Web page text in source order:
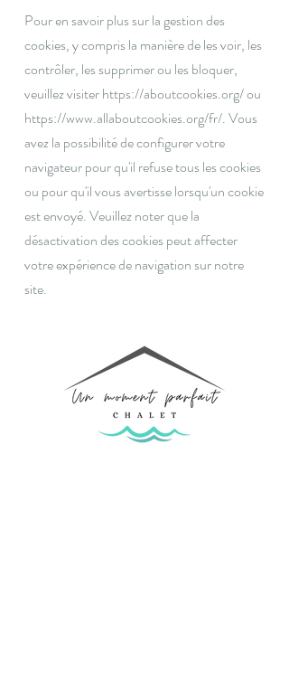
Pour en savoir plus sur la gestion des
cookies, y compris la manière de les voir, les
contrôler, les supprimer ou les bloquer,
veuillez visiterhttps://aboutcookies.org/ou
https://www.allaboutcookies.org/fr/.Vous
avez la possibilité de configurer votre
navigateur pour qu'il refuse tous les cookies
ou pour qu'il vous avertisse lorsqu'un cookie
est envoyé. Veuillez noter que la
désactivation des cookies peut affecter
votre expérience de navigation sur notre
site.